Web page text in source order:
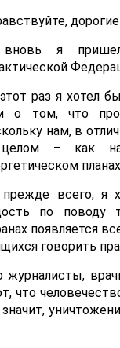
я
раз я хотел
о том, что
нам, в
– как
всего, я
по поводу
появляется
говорить
журналисты,
что